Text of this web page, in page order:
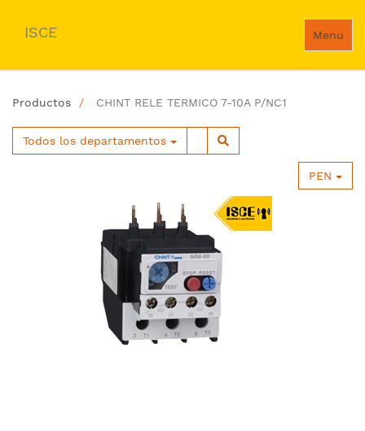
Menu
ISCE
Productos CHINT RELE TERMICO 7-10A P/NC1
Todos los departamentos
PEN